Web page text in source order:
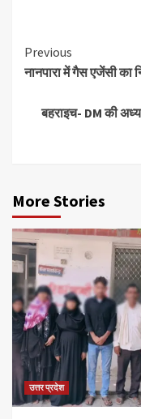
Continue
Reading
Previous
नानपारा में गैस एजेंसी का
बहराइच- DM की
More Stories
उत्तर प्रदेश